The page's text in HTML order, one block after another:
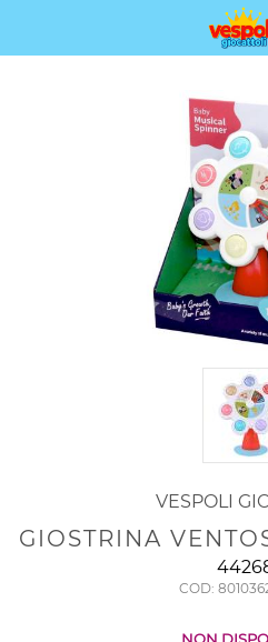
VESPOLI
GIOSTRINA
COD: